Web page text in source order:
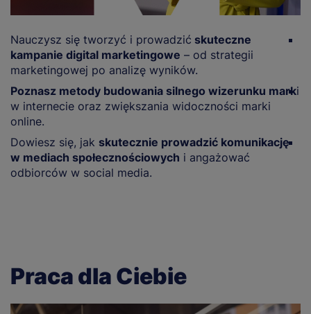
Nauczysz się tworzyć i prowadzić skuteczne
kampanie digital marketingowe – od strategii
marketingowej po analizę wyników.
Poznasz metody budowania silnego wizerunku marki
w internecie oraz zwiększania widoczności marki
online.
Dowiesz się, jak skutecznie prowadzić komunikację
w mediach społecznościowych i angażować
odbiorców w social media.
Praca dla Ciebie